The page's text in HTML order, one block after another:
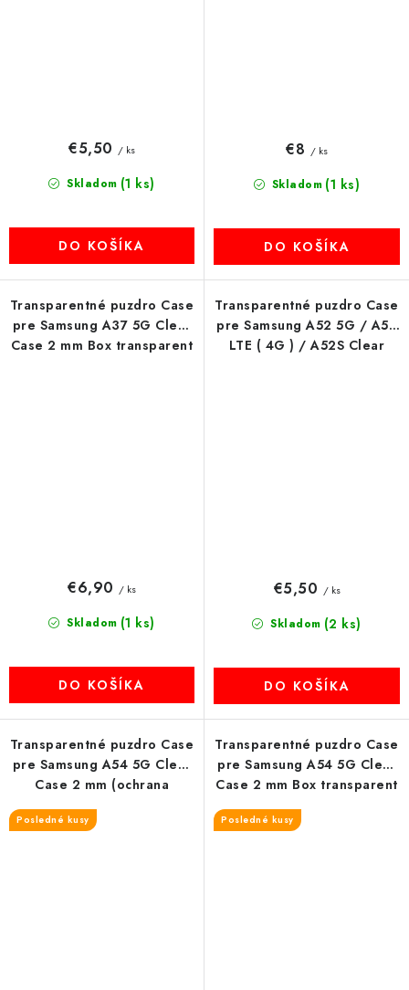
Skladom (1 ks)
€5,50 / ks
DO KOŠÍKA
Skladom (1 ks)
€8 / ks
DO KOŠÍKA
Transparentné puzdro Case
pre Samsung A37 5G Clear
Case 2 mm Box transparent
Skladom (1 ks)
€6,90 / ks
DO KOŠÍKA
Transparentné puzdro Case
pre Samsung A52 5G / A52
LTE ( 4G ) / A52S Clear
Skladom (2 ks)
€5,50 / ks
DO KOŠÍKA
Transparentné puzdro Case
pre Samsung A54 5G Clear
Case 2 mm (ochrana
kamery) transparent
Posledné kusy
Transparentné puzdro Case
pre Samsung A54 5G Clear
Case 2 mm Box transparent
Posledné kusy